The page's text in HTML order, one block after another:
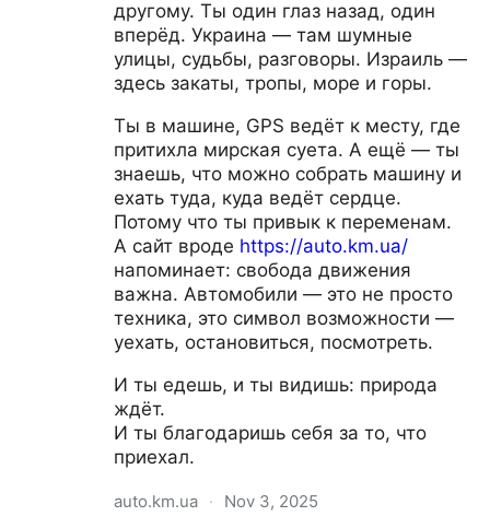
другому. Ты один глаз назад, один
вперёд. Украина — там шумные
улицы, судьбы, разговоры. Израиль —
здесь закаты, тропы, море и горы.
Ты в машине, GPS ведёт к месту, где
притихла мирская суета. А ещё — ты
знаешь, что можно собрать машину и
ехать туда, куда ведёт сердце.
Потому что ты привык к переменам.
А сайт вроде https://auto.km.ua/
напоминает: свобода движения
важна. Автомобили — это не просто
техника, это символ возможности —
уехать, остановиться, посмотреть.
И ты едешь, и ты видишь: природа
ждёт.
И ты благодаришь себя за то, что
приехал.
auto.km.ua · Nov 3, 2025